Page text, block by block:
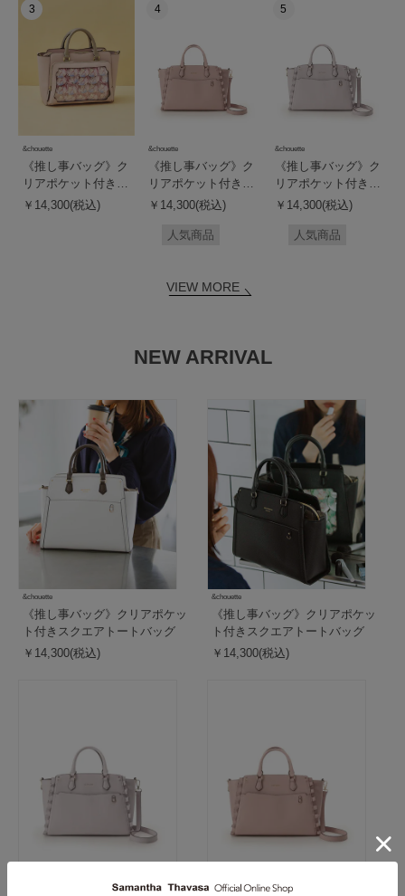
3
&chouette
《推し事バッグ》ク
リアポケット付きハ
ートビジュートート
￥14,300(税込)
4
&chouette
《推し事バッグ》ク
リアポケット付きト
ートバッグ
￥14,300(税込)
人気商品
5
&chouette
《推し事バッグ》ク
リアポケット付きト
ートバッグ
￥14,300(税込)
人気商品
VIEW MORE
NEW ARRIVAL
&chouette
《推し事バッグ》クリアポケッ
ト付きスクエアトートバッグ
￥14,300(税込)
&chouette
《推し事バッグ》クリアポケッ
ト付きスクエアトートバッグ
￥14,300(税込)